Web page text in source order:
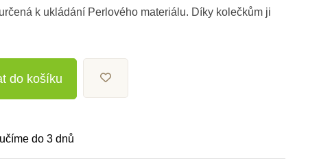
k ukládání Perlového materiálu. Díky kolečkům ji
do košíku
do 3 dnů